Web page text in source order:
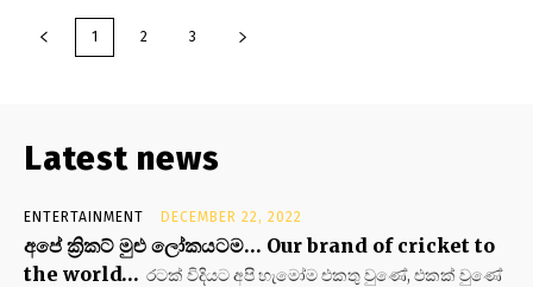
1 2 3
Latest news
ENTERTAINMENT DECEMBER 22, 2022
අපේ ක්‍රිකට් මුළු ලෝකයටම… Our brand of cricket to
the world… රටක් විදියට අපි හැමෝම එකතු වුණේ, එකක් වුණේ